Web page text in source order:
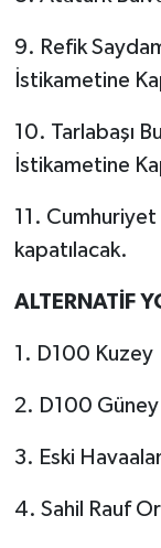
9. Refik
İstikametine
10. Tarlabaşı
İstikametine
11.
kapatılacak.
ALTERNATİF
1. D100 Kuzey
2. D100 Güney
3. Eski
4. Sahil Rauf